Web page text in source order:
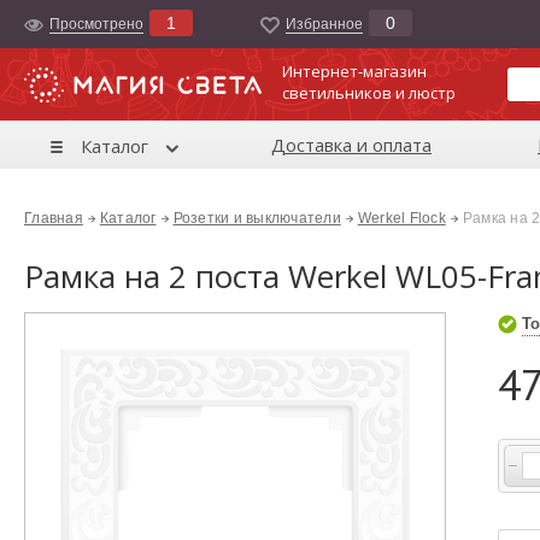
Просмотрено 1 Избранноe 0
Интернет-магазин
светильников и люстр
Каталог Доставка и оплата
Главная Каталог Розетки и выключатели Werkel Flock Рамка на
Рамка на 2 поста Werkel WL05-